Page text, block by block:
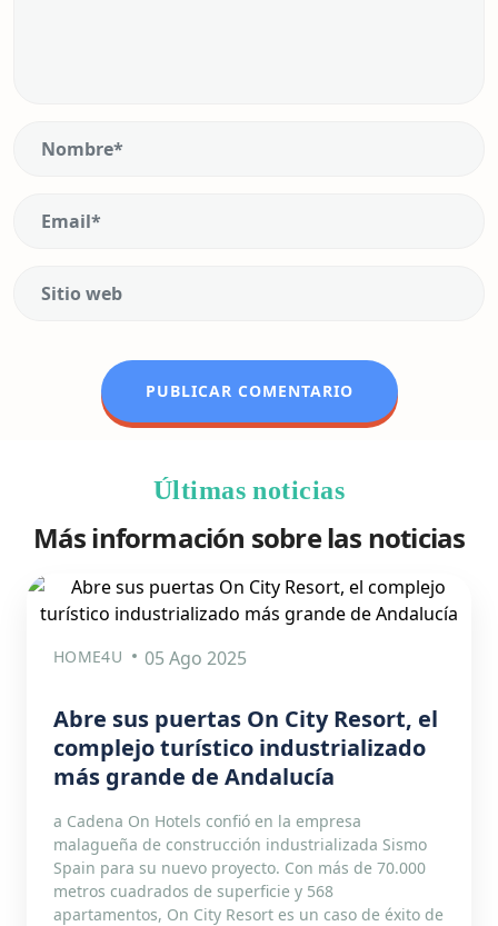
Últimas noticias
Más información sobre las noticias
HOME4U 05 Ago 2025
Abre sus puertas On City Resort, el
complejo turístico industrializado
más grande de Andalucía
a Cadena On Hotels confió en la empresa
malagueña de construcción industrializada Sismo
Spain para su nuevo proyecto. Con más de 70.000
metros cuadrados de superficie y 568
apartamentos, On City Resort es un caso de éxito de